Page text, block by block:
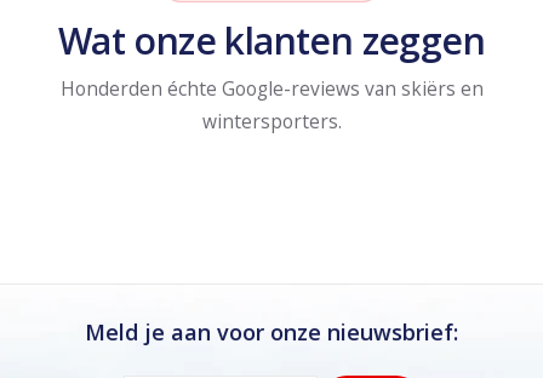
Wat onze klanten zeggen
Honderden échte Google-reviews van skiërs en
wintersporters.
Meld je aan voor onze nieuwsbrief: